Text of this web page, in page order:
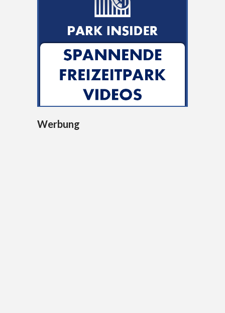
Werbung